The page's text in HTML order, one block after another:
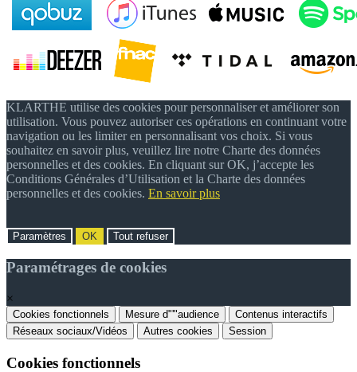
KLARTHE utilise des cookies pour personnaliser et améliorer son
utilisation. Vous pouvez autoriser ces opérations en continuant votre
navigation ou les limiter en personnalisant vos choix. Si vous
souhaitez en savoir plus, veuillez lire notre Charte des données
personnelles et des cookies. En cliquant sur OK, j’accepte les
Conditions Générales d’Utilisation et la Charte des données
personnelles et des cookies. En savoir plus
Paramètres OK Tout refuser
Paramétrages de cookies
×
Cookies fonctionnels Mesure d"'"audience
Contenus interactifs
Réseaux sociaux/Vidéos
Autres cookies Session
Cookies fonctionnels